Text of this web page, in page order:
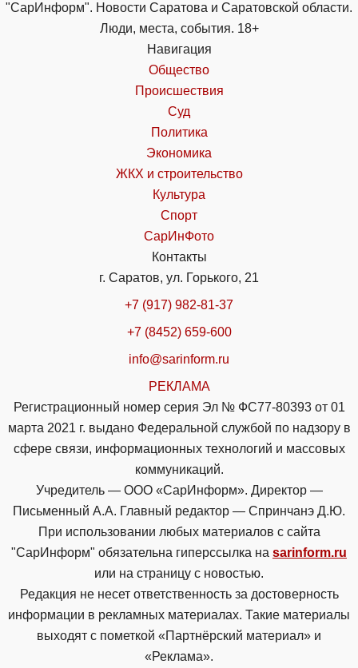
"СарИнформ". Новости Саратова и Саратовской области.
Люди, места, события. 18+
Навигация
Общество
Происшествия
Суд
Политика
Экономика
ЖКХ и строительство
Культура
Спорт
СарИнФото
Контакты
г. Саратов, ул. Горького, 21
+7 (917) 982-81-37
+7 (8452) 659-600
info@sarinform.ru
РЕКЛАМА
Регистрационный номер серия Эл № ФС77-80393 от 01
марта 2021 г. выдано Федеральной службой по надзору в
сфере связи, информационных технологий и массовых
коммуникаций.
Учредитель — ООО «СарИнформ». Директор —
Письменный А.А. Главный редактор — Спринчанэ Д.Ю.
При использовании любых материалов с сайта
"СарИнформ" обязательна гиперссылка на sarinform.ru
или на страницу с новостью.
Редакция не несет ответственность за достоверность
информации в рекламных материалах. Такие материалы
выходят с пометкой «Партнёрский материал» и
«Реклама».